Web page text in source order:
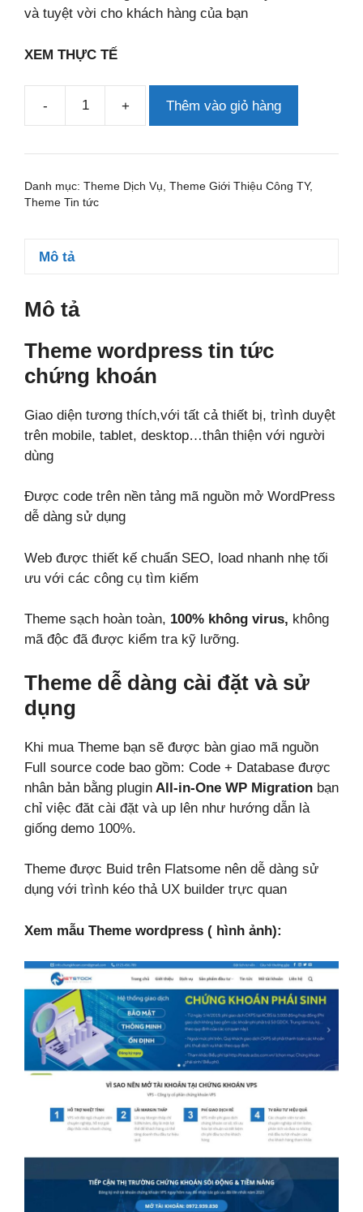
và tuyệt vời cho khách hàng của bạn
XEM THỰC TẾ
-
Theme
tin
chứng
+ Thêm vào giỏ hàng
Danh mục: Theme Dịch Vụ, Theme Giới Thiệu Công TY,
Theme Tin tức
Mô tả
Mô tả
Theme wordpress tin tức
chứng khoán
Giao diện tương thích,với tất cả thiết bị, trình duyệt
trên mobile, tablet, desktop…thân thiện với người
dùng
Được code trên nền tảng mã nguồn mở WordPress
dễ dàng sử dụng
Web được thiết kế chuẩn SEO, load nhanh nhẹ tối
ưu với các công cụ tìm kiếm
Theme sạch hoàn toàn, 100% không virus, không
mã độc đã được kiểm tra kỹ lưỡng.
Theme dễ dàng cài đặt và sử
dụng
Khi mua Theme bạn sẽ được bàn giao mã nguồn
Full source code bao gồm: Code + Database được
nhân bản bằng plugin All-in-One WP Migration bạn
chỉ việc đăt cài đặt và up lên như hướng dẫn là
giống demo 100%.
Theme được Buid trên Flatsome nên dễ dàng sử
dụng với trình kéo thả UX builder trực quan
Xem mẫu Theme wordpress ( hình ảnh):